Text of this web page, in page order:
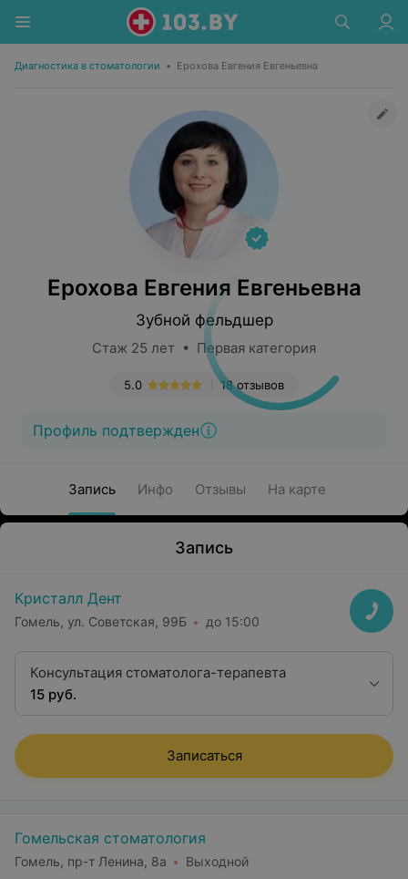
Диагностика в стоматологии • Ерохова Евгения Евгеньевна
Ерохова Евгения Евгеньевна
Зубной фельдшер
Стаж 25 лет • Первая категория
18 отзывов
5.0
Профиль подтвержден
Запись Инфо Отзывы На карте
Запись
Кристалл Дент
Гомель, ул. Советская, 99Б до 15:00
Консультация стоматолога-терапевта
15 руб.
Записаться
Гомельская стоматология
Гомель, пр-т Ленина, 8а Выходной